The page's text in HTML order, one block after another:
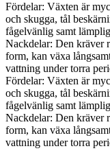
Fördelar: Växten är
och skugga, tål
fågelvänlig samt
Nackdelar: Den kräver
form, kan växa
vattning under torra
Fördelar: Växten är
och skugga, tål
fågelvänlig samt
Nackdelar: Den kräver
form, kan växa
vattning under torra